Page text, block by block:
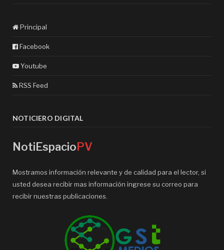
Principal
Facebook
Youtube
RSS Feed
NOTICIERO DIGITAL
NotiEspacioPV
Mostramos información relevante y de calidad para el lector, si
usted desea recibir mas información ingrese su correo para
recibir nuestras publicaciones.